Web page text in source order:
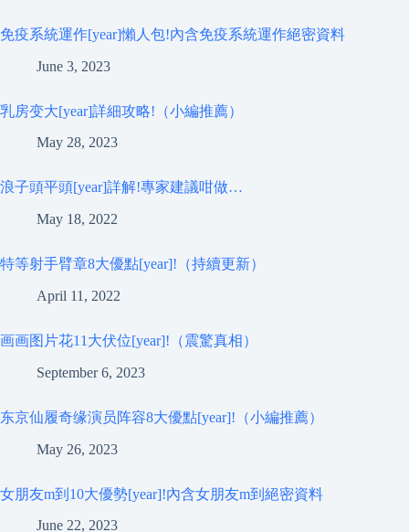
免疫系統運作[year]懶人包!內含免疫系統運作絕密資料
June 3, 2023
乳房变大[year]詳細攻略!（小編推薦）
May 28, 2023
浪子頭平頭[year]詳解!專家建議咁做…
May 18, 2022
特等射手臂章8大優點[year]!（持續更新）
April 11, 2022
画画图片花11大伏位[year]!（震驚真相）
September 6, 2023
东京仙履奇缘演员阵容8大優點[year]!（小編推薦）
May 26, 2023
女朋友m到10大優勢[year]!內含女朋友m到絕密資料
June 22, 2023